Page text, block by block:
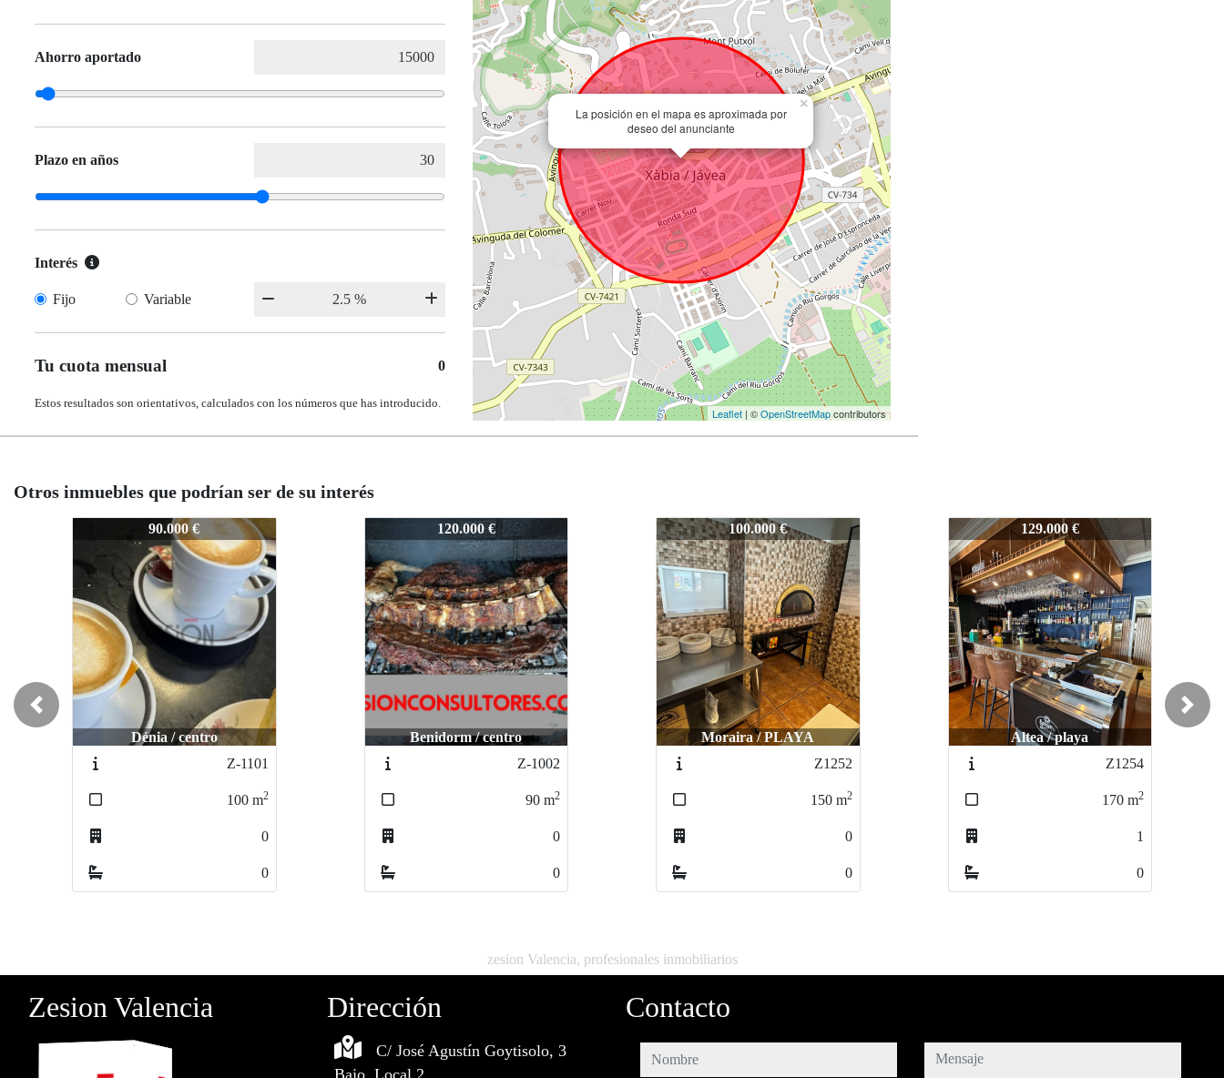
Ahorro aportado
Plazo en años
Interés
Fijo Variable
Tu cuota mensual 0
Estos resultados son orientativos, calculados con los números que has introducido.
La posición en el mapa es aproximada por
deseo del anunciante
×
Leaflet | ©OpenStreetMapcontributors
Otros inmuebles que podrían ser de su interés
120.000 €
Benidorm / centro
Z-1002
90 m2
0
0
100.000 €
Moraira / PLAYA
Z1252
150 m2
0
0
Z-1087 129.000 €
Altea / playa
Z1254
170 m2
1
0
Z-1087 90.000 €
Calpe / CALPE
Z1333
255 m2
1
0
Previous Next
zesion Valencia, profesionales inmobiliarios
Zesion Valencia Dirección
C/ José Agustín Goytisolo, 3
Contacto
nombre mensaje